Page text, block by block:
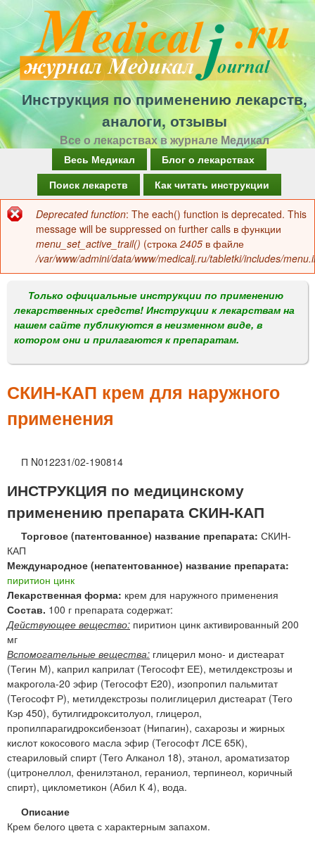
Перейти
к
основному
содержанию
Инструкция по применению лекарств,
аналоги, отзывы
Все о лекарствах в журнале Медикал
а
в
о
м
е
н
Весь Медикал
Блог о лекарствах
Поиск лекарств
Как читать инструкции
Сообщение
об
ошибке
Deprecated function: The each() function is deprecated. This
message will be suppressed on further calls в функции
menu_set_active_trail() (строка 2405 в файле
/var/www/admini/data/www/medicalj.ru/tabletki/includes/
Только официальные инструкции по применению
лекарственных средств! Инструкции к лекарствам на
нашем сайте публикуются в неизменном виде, в
котором они и прилагаются к препаратам.
СКИН-КАП крем для наружного
применения
П N012231/02-190814
ИНСТРУКЦИЯ по медицинскому
применению препарата СКИН-КАП
Торговое (патентованное) название препарата: СКИН-
КАП
Международное (непатентованное) название препарата:
пиритион цинк
Лекарственная форма: крем для наружного применения
Состав. 100 г препарата содержат:
Действующее вещество: пиритион цинк активированный 200
мг
Вспомогательные вещества: глицерил моно- и дистеарат
(Тегин М), каприл каприлат (Тегософт ЕЕ), метилдекстрозы и
макрогола-20 эфир (Тегософт Е20), изопропил пальмитат
(Тегософт Р), метилдекстрозы полиглицерил дистеарат (Тего
Кэр 450), бутилгидрокситолуол, глицерол,
пропилпарагидроксибензоат (Нипагин), сахарозы и жирных
кислот кокосового масла эфир (Тегософт ЛСЕ 65К),
стеариловый спирт (Тего Алканол 18), этанол, ароматизатор
(цитронеллол, фенилэтанол, гераниол, терпинеол, коричный
спирт), циклометикон (Абил К 4), вода.
Описание
Крем белого цвета с характерным запахом.